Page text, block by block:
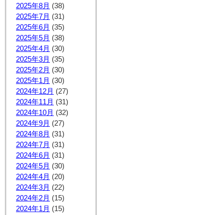
2025年8月 (38)
2025年7月 (31)
2025年6月 (35)
2025年5月 (38)
2025年4月 (30)
2025年3月 (35)
2025年2月 (30)
2025年1月 (30)
2024年12月 (27)
2024年11月 (31)
2024年10月 (32)
2024年9月 (27)
2024年8月 (31)
2024年7月 (31)
2024年6月 (31)
2024年5月 (30)
2024年4月 (20)
2024年3月 (22)
2024年2月 (15)
2024年1月 (15)